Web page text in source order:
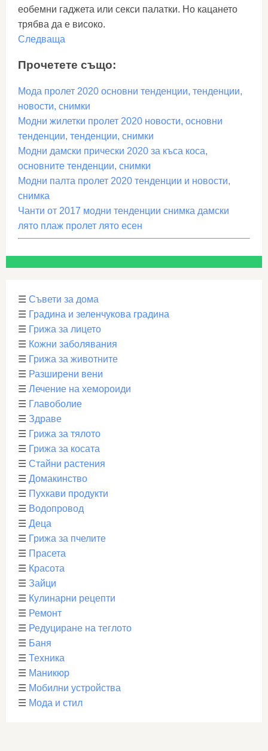
еобемни гаджета или секси палатки. Но кацането
трябва да е високо.
Следваща
Прочетете също:
Мода пролет 2020 основни тенденции, тенденции,
новости, снимки
Модни жилетки пролет 2020 новости, основни
тенденции, тенденции, снимки
Модни дамски прически 2020 за къса коса,
основните тенденции, снимки
Модни палта пролет 2020 тенденции и новости,
снимка
Чанти от 2017 модни тенденции снимка дамски
лято плаж пролет лято есен
☰ Съвети за дома
☰ Градина и зеленчукова градина
☰ Грижа за лицето
☰ Кожни заболявания
☰ Грижа за животните
☰ Разширени вени
☰ Лечение на хемороиди
☰ Главоболие
☰ Здраве
☰ Грижа за тялото
☰ Грижа за косата
☰ Стайни растения
☰ Домакинство
☰ Пухкави продукти
☰ Водопровод
☰ Деца
☰ Грижа за пчелите
☰ Прасета
☰ Красота
☰ Зайци
☰ Кулинарни рецепти
☰ Ремонт
☰ Редуциране на теглото
☰ Баня
☰ Техника
☰ Маникюр
☰ Мобилни устройства
☰ Мода и стил